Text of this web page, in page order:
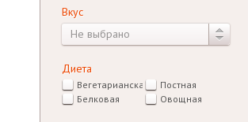
Вкус
Не выбрано
Диета
Вегетарианская
Постная
Белковая
Овощная